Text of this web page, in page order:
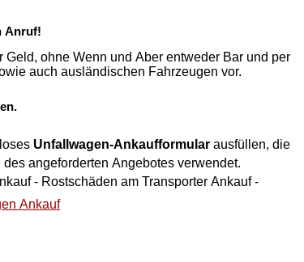
Anruf!
Geld, ohne Wenn und Aber entweder Bar und per
Überweisung. Zudem nehmen wir auch einen Ankauf von Schweizer sowie auch ausländischen Fahrzeugen vor.
Unfallwagen-Ankaufformular ausfüllen, die
angeforderten Angebotes verwendet.
- Rostschäden am Transporter Ankauf -
Ankauf